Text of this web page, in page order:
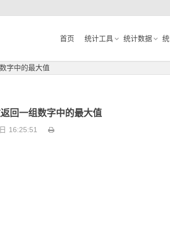
首页 统计工具 统计数据
字中的最大值
回一组数字中的最大值
16:25:51